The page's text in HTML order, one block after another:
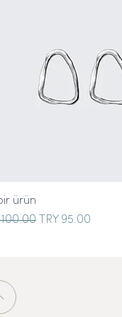
ürün
Price
100.00 Sale Price
TRY 95.00